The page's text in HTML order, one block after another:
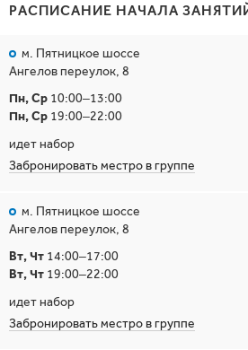
РАСПИСАНИЕ НАЧАЛА
м. Пятницкое шоссе
Ангелов переулок, 8
Пн, Ср 10:00–13:00
Пн, Ср 19:00–22:00
идет набор
Забронировать местро в группе
м. Пятницкое шоссе
Ангелов переулок, 8
Вт, Чт 14:00–17:00
Вт, Чт 19:00–22:00
идет набор
Забронировать местро в группе